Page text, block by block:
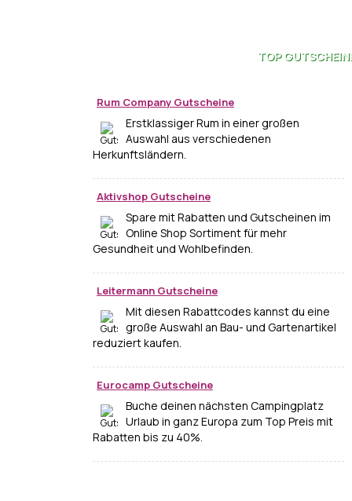
TOP
Rum Company Gutscheine
Erstklassiger Rum in einer großen
Auswahl aus verschiedenen
Herkunftsländern.
Aktivshop Gutscheine
Spare mit Rabatten und Gutscheinen im
Online Shop Sortiment für mehr
Gesundheit und Wohlbefinden.
Leitermann Gutscheine
Mit diesen Rabattcodes kannst du eine
große Auswahl an Bau- und Gartenartikel
reduziert kaufen.
Eurocamp Gutscheine
Buche deinen nächsten Campingplatz
Urlaub in ganz Europa zum Top Preis mit
Rabatten bis zu 40%.